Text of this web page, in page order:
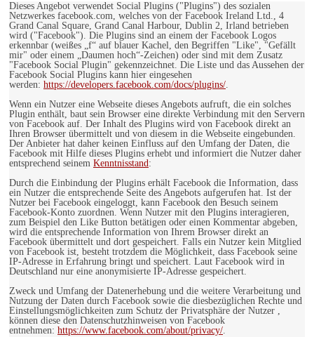
Dieses Angebot verwendet Social Plugins ("Plugins") des sozialen
Netzwerkes facebook.com, welches von der Facebook Ireland Ltd., 4
Grand Canal Square, Grand Canal Harbour, Dublin 2, Irland betrieben
wird ("Facebook"). Die Plugins sind an einem der Facebook Logos
erkennbar (weißes „f“ auf blauer Kachel, den Begriffen "Like", "Gefällt
mir" oder einem „Daumen hoch“-Zeichen) oder sind mit dem Zusatz
"Facebook Social Plugin" gekennzeichnet. Die Liste und das Aussehen der
Facebook Social Plugins kann hier eingesehen
werden: https://developers.facebook.com/docs/plugins/.
Wenn ein Nutzer eine Webseite dieses Angebots aufruft, die ein solches
Plugin enthält, baut sein Browser eine direkte Verbindung mit den Servern
von Facebook auf. Der Inhalt des Plugins wird von Facebook direkt an
Ihren Browser übermittelt und von diesem in die Webseite eingebunden.
Der Anbieter hat daher keinen Einfluss auf den Umfang der Daten, die
Facebook mit Hilfe dieses Plugins erhebt und informiert die Nutzer daher
entsprechend seinem Kenntnisstand:
Durch die Einbindung der Plugins erhält Facebook die Information, dass
ein Nutzer die entsprechende Seite des Angebots aufgerufen hat. Ist der
Nutzer bei Facebook eingeloggt, kann Facebook den Besuch seinem
Facebook-Konto zuordnen. Wenn Nutzer mit den Plugins interagieren,
zum Beispiel den Like Button betätigen oder einen Kommentar abgeben,
wird die entsprechende Information von Ihrem Browser direkt an
Facebook übermittelt und dort gespeichert. Falls ein Nutzer kein Mitglied
von Facebook ist, besteht trotzdem die Möglichkeit, dass Facebook seine
IP-Adresse in Erfahrung bringt und speichert. Laut Facebook wird in
Deutschland nur eine anonymisierte IP-Adresse gespeichert.
Zweck und Umfang der Datenerhebung und die weitere Verarbeitung und
Nutzung der Daten durch Facebook sowie die diesbezüglichen Rechte und
Einstellungsmöglichkeiten zum Schutz der Privatsphäre der Nutzer ,
können diese den Datenschutzhinweisen von Facebook
entnehmen: https://www.facebook.com/about/privacy/.